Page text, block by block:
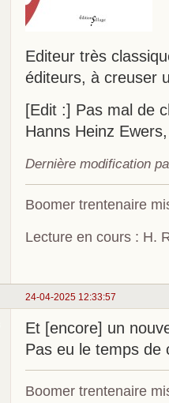
Editeur très
éditeurs, à creuser
[Edit :] Pas mal de
Hanns Heinz
Dernière modification
Boomer trentenaire
Lecture en cours : H.
24-04-2025 12:33:57
Et [encore] un
Pas eu le temps de
Boomer trentenaire